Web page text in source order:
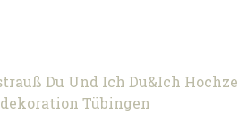
Du Und Ich Du&Ich
Tübingen